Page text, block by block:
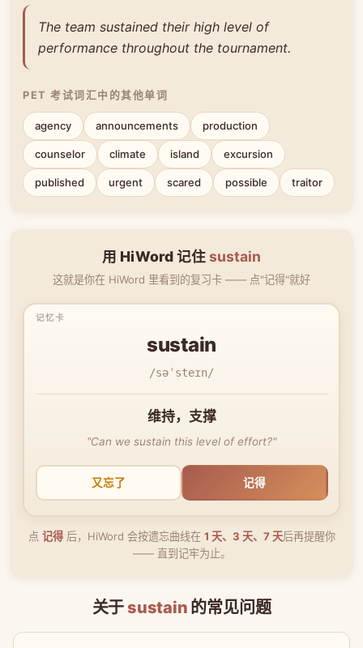
The team sustained their high level of
performance throughout the tournament.
PET 考试词汇中的其他单词
agency announcements production
counselor climate island excursion
published urgent scared possible traitor
用 HiWord 记住sustain
这就是你在 HiWord 里看到的复习卡 —— 点"记得"就好
sustain
/səˈsteɪn/
维持，支撑
"Can we sustain this level of effort?"
又忘了 记得
点 记得后，HiWord 会按遗忘曲线在 1 天、3 天、7 天后再提醒你
—— 直到记牢为止。
关于 sustain 的常见问题